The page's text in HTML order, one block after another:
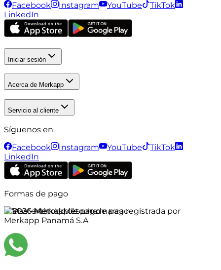
Facebook
Instagram YouTube
TikTok
LinkedIn
Iniciar sesión
Acerca de Merkapp
Servicio al cliente
Síguenos en
Facebook
Instagram YouTube
TikTok
LinkedIn
Formas de pago
©2026Merkapp es una marca registrada por
Merkapp Panamá S.A